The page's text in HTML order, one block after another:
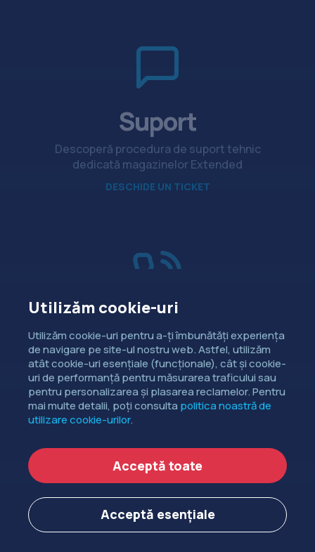
Suport
Descoperă procedura de suport tehnic
dedicată magazinelor Extended
DESCHIDE UN TICKET
Vânzări
Dorești să intri în contact cu
departamentul de relații comerciale?
CONTACTEAZĂ-NE
Copyright ©EXTENDED DEV SRL2006-2026.
Politica de cookie-uri
Politica de confidențialitate
Utilizăm cookie-uri
Utilizăm cookie-uri pentru a-ți îmbunătăți experiența
de navigare pe site-ul nostru web. Astfel, utilizăm
atât cookie-uri esențiale (funcționale), cât și cookie-
uri de performanță pentru măsurarea traficului sau
pentru personalizarea și plasarea reclamelor. Pentru
mai multe detalii, poți consulta politica noastră de
utilizare cookie-urilor.
Acceptă toate
Acceptă esențiale